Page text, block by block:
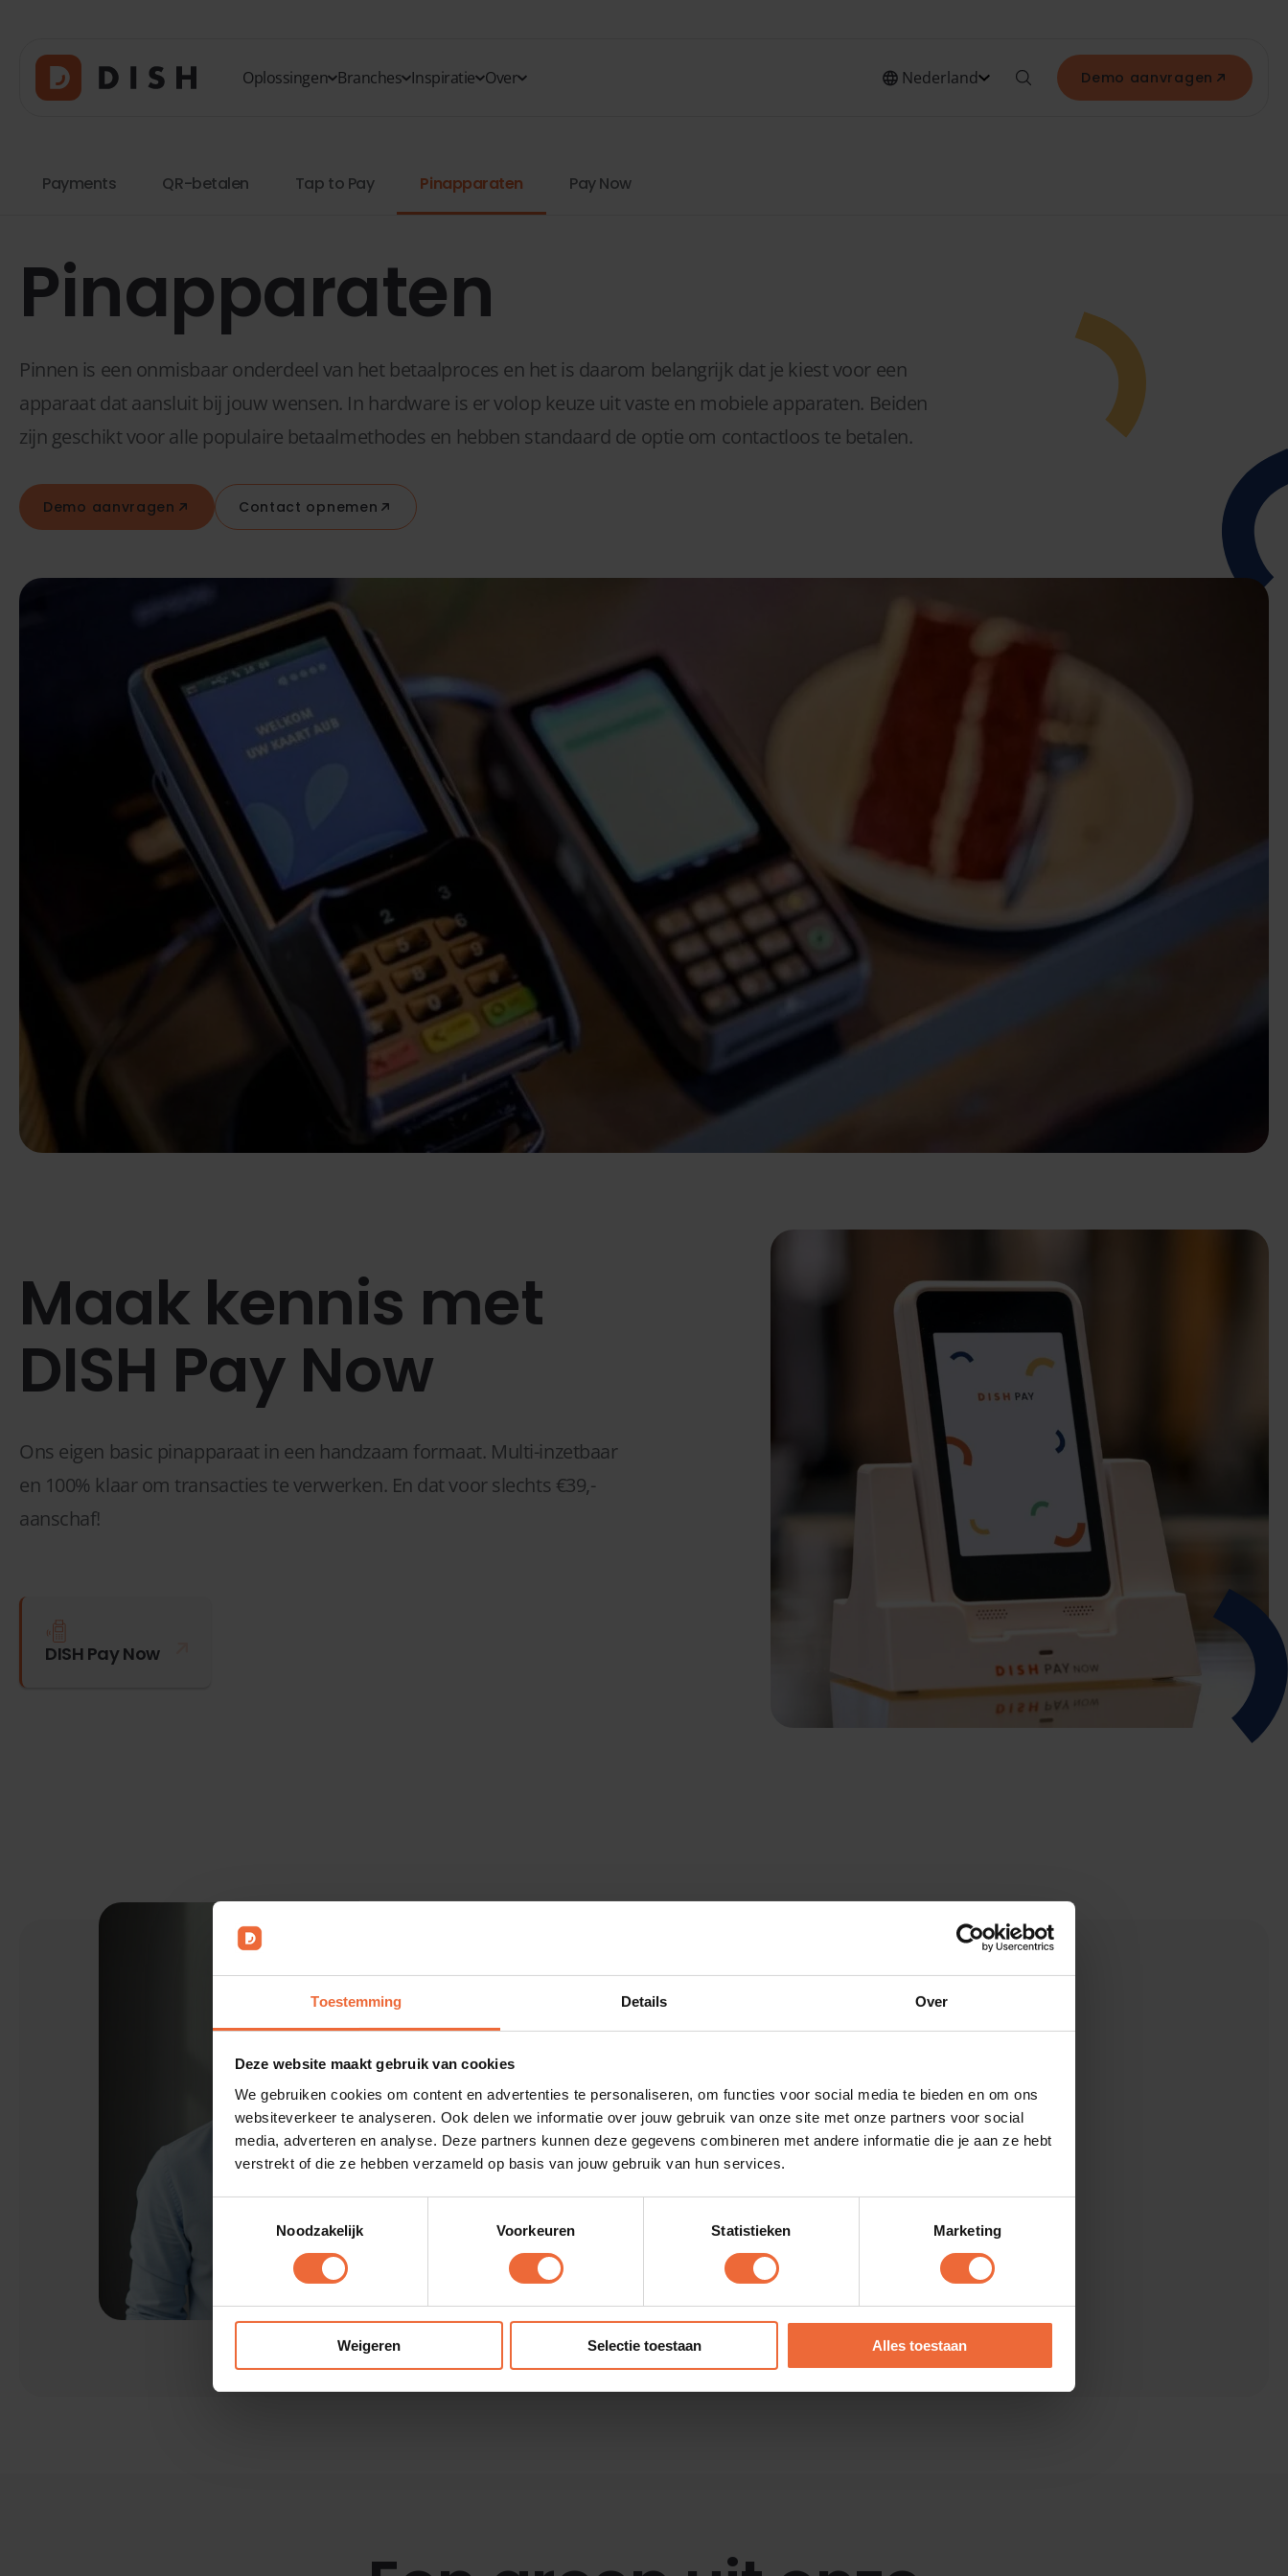
Toestemming Details Over
Deze website maakt gebruik van cookies
We gebruiken cookies om content en advertenties te personaliseren, om functies voor social media te bieden en om ons
websiteverkeer te analyseren. Ook delen we informatie over jouw gebruik van onze site met onze partners voor social
media, adverteren en analyse. Deze partners kunnen deze gegevens combineren met andere informatie die je aan ze hebt
verstrekt of die ze hebben verzameld op basis van jouw gebruik van hun services.
Noodzakelijk
Voorkeuren Statistieken Marketing
Weigeren Selectie toestaan Alles toestaan
Oplossingen Branches Inspiratie Over Nederland Demo aanvragen
Payments QR-betalen Tap to Pay Pinapparaten Pay Now
Pinapparaten
Pinnen is een onmisbaar onderdeel van het betaalproces en het is daarom belangrijk dat je kiest voor een
apparaat dat aansluit bij jouw wensen. In hardware is er volop keuze uit vaste en mobiele apparaten. Beiden
zijn geschikt voor alle populaire betaalmethodes en hebben standaard de optie om contactloos te betalen.
Demo aanvragen Contact opnemen
Maak kennis met
DISH Pay Now
Ons eigen basic pinapparaat in een handzaam formaat. Multi-inzetbaar
en 100% klaar om transacties te verwerken. En dat voor slechts €39,-
aanschaf!
DISH Pay Now
Ga voor grenzeloze
gastvrijheid
Kies vandaag nog voor pinapparaten van DISH. Onze experts denken